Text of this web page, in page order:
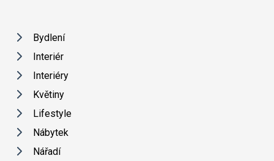
Bydlení
Interiér
Interiéry
Květiny
Lifestyle
Nábytek
Nářadí